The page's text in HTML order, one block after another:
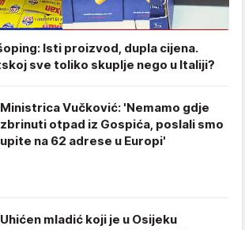
Isti proizvod, dupla cijena.
sve toliko skuplje nego u Italiji?
Ministrica Vučković: 'Nemamo gdje
zbrinuti otpad iz Gospića, poslali smo
upite na 62 adrese u Europi'
Uhićen mladić koji je u Osijeku